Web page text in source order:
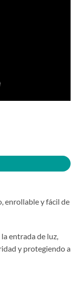
enrollable y fácil de
entrada de luz,
y protegiendo a